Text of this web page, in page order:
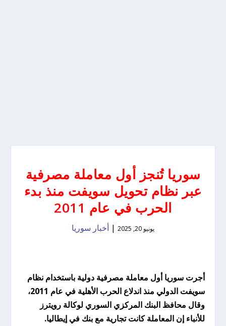
سوريا تُنجز أول معاملة مصرفية
عبر نظام تحويل سويفت منذ بدء
الحرب في عام 2011
يونيو 20, 2025 | أخبار سوريا
أجرت سوريا أول معاملة مصرفية دولية باستخدام نظام
سويفت الدولي منذ اندلاع الحرب الأهلية في عام 2011،
وقال محافظ البنك المركزي السوري لوكالة رويترز
للأنباء إن المعاملة كانت تجارية مع بنك في إيطاليا.